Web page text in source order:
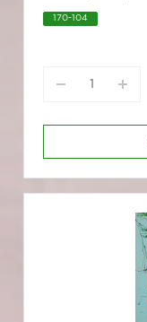
170-104